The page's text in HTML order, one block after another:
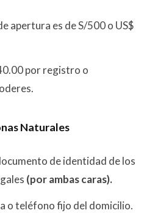
apertura es de S/500 o US$
por registro o
Naturales
de identidad de los
(por ambas caras).​
o teléfono fijo del domicilio.​